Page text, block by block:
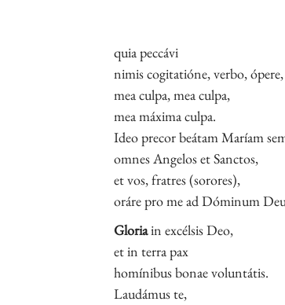
quia peccávi
nimis cogitatióne, verbo,
mea culpa, mea culpa,
mea máxima culpa.
Ideo precor beátam Maríam
omnes Angelos et Sanctos,
et vos, fratres (sorores),
oráre pro me ad Dóminum
Gloriain excélsis Deo,
et in terra pax
homínibus bonae voluntátis.
Laudámus te,